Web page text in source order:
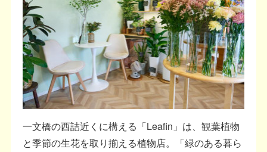
一文橋の西詰近くに構える「Leafin」は、観葉植物
と季節の生花を取り揃える植物店。「緑のある暮ら